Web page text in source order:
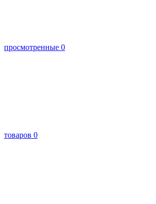
просмотренные 0
товаров 0